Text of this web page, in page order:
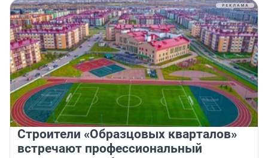
Строители «Образцовых кварталов»
встречают профессиональный